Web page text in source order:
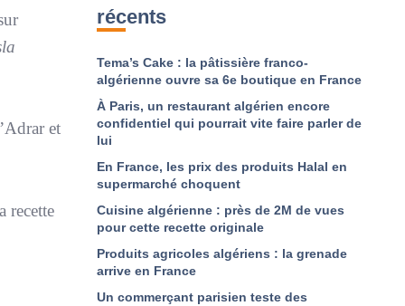
et
recette
récents
Tema’s Cake : la pâtissière franco-
algérienne ouvre sa 6e boutique en France
À Paris, un restaurant algérien encore
confidentiel qui pourrait vite faire parler de
lui
En France, les prix des produits Halal en
supermarché choquent
Cuisine algérienne : près de 2M de vues
pour cette recette originale
Produits agricoles algériens : la grenade
arrive en France
Un commerçant parisien teste des